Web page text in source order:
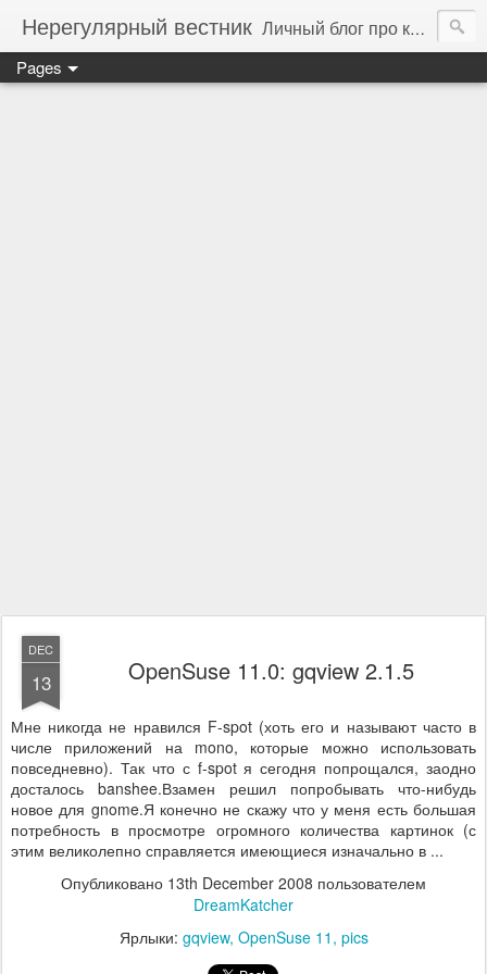
Нерегулярный вестник Личный блог про компьютеры, технологии и программирование
Pages
DEC
13 OpenSuse 11.0: gqview 2.1.5
Мне никогда не нравился F-spot (хоть его и называют часто в
числе приложений на mono, которые можно использовать
повседневно). Так что с f-spot я сегодня попрощался, заодно
досталось banshee.Взамен решил попробывать что-нибудь
новое для gnome.Я конечно не скажу что у меня есть большая
потребность в просмотре огромного количества картинок (с
этим великолепно справляется имеющиеся изначально в ...
Опубликовано 13th December 2008 пользователем
DreamKatcher
Ярлыки: gqview OpenSuse 11 pics